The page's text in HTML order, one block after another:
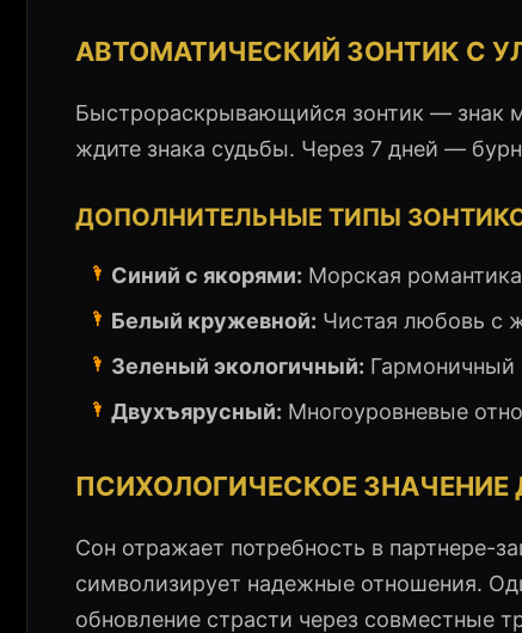
АВТОМАТИЧЕСКИЙ ЗОНТИК С
Быстрораскрывающийся зонтик — знак
ждите знака судьбы. Через 7 дней —
ДОПОЛНИТЕЛЬНЫЕ ТИПЫ
🌂 Синий с якорями: Морская
🌂 Белый кружевной: Чистая любовь с
🌂 Зеленый экологичный: Гармоничный
🌂 Двухъярусный: Многоуровневые
ПСИХОЛОГИЧЕСКОЕ
Сон отражает потребность в партнере-
символизирует надежные отношения.
обновление страсти через совместные